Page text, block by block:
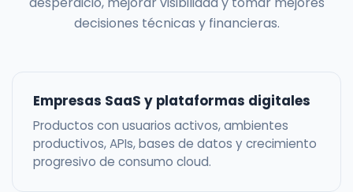
decisiones técnicas y financieras.
Empresas SaaS y plataformas digitales
Productos con usuarios activos, ambientes
productivos, APIs, bases de datos y crecimiento
progresivo de consumo cloud.